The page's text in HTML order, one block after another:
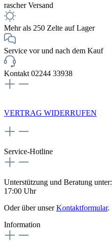
rascher Versand
Mehr als 250 Zelte auf Lager
Service vor und nach dem Kauf
Kontakt 02244 33938
VERTRAG WIDERRUFEN
Service-Hotline
Unterstützung und Beratung unter:
17:00 Uhr
Oder über unserKontaktformular.
Information